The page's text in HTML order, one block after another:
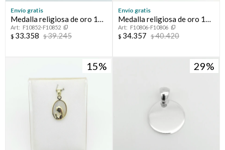
Envío gratis
Medalla religiosa de oro 18
ktes, SAGRADO CORAZON
F10852-F10852
$ 33.358 $39.245
Envío gratis
Medalla religiosa de oro 18
ktes y cristal, VIRGEN NIÑA.
F10806-F10806
$ 34.357 $40.420
15 29